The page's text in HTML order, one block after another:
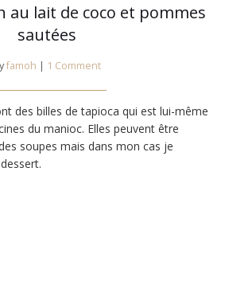
au lait de coco et pommes
sautées
famoh | 1 Comment
des billes de tapioca qui est lui-même
du manioc. Elles peuvent être
soupes mais dans mon cas je